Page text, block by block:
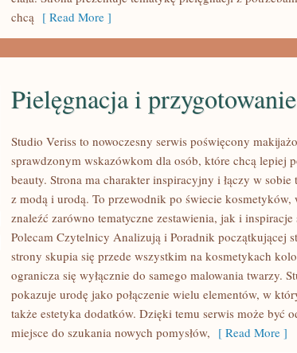
chcą [ Read More ]
PIELĘGNACJA
PRZYGOTOWANIE
SKÓRY
Pielęgnacja i
Studio Veriss to nowoczesny serwis poświęcony
sprawdzonym wskazówkom dla osób, które chcą lepiej
beauty. Strona ma charakter inspiracyjny i łączy w sobie
z modą i urodą. To przewodnik po świecie
znaleźć zarówno tematyczne zestawienia, jak i inspiracje
Polecam Czytelnicy Analizują i Poradnik początkującej
strony skupia się przede wszystkim na kosmetykach
ogranicza się wyłącznie do samego malowania twarzy.
pokazuje urodę jako połączenie wielu elementów, w
także estetyka dodatków. Dzięki temu serwis może być
miejsce do szukania nowych pomysłów, [ Read More ]